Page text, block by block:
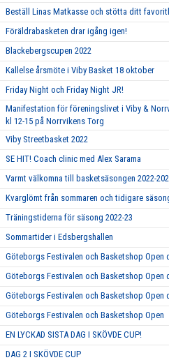
Beställ Linas Matkasse och stötta ditt
Föräldrabasketen drar igång igen!
Blackebergscupen 2022
Kallelse årsmöte i Viby Basket 18 oktober
Friday Night och Friday Night JR!
Manifestation för föreningslivet i Viby &
kl 12-15 på Norrvikens Torg
Viby Streetbasket 2022
SE HIT! Coach clinic med Alex Sarama
Varmt välkomna till basketsäsongen 2022-
Kvarglömt från sommaren och tidigare
Träningstiderna för säsong 2022-23
Sommartider i Edsbergshallen
Göteborgs Festivalen och Basketshop Open
Göteborgs Festivalen och Basketshop Open
Göteborgs Festivalen och Basketshop Open
Göteborgs Festivalen och Basketshop Open
EN LYCKAD SISTA DAG I SKÖVDE CUP!
DAG 2 I SKÖVDE CUP